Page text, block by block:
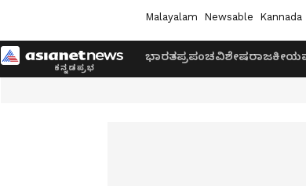
Malayalam Newsable Kannada
ಭಾರತಪ್ರಪಂಚವಿಶೇಷರಾಜಕೀಯ